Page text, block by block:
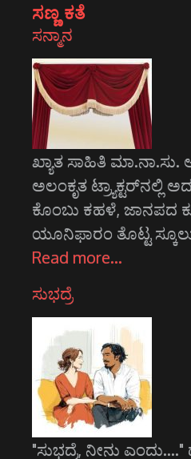
ಸಣ್ಣ ಕತೆ
ಸನ್ಮಾನ
ಖ್ಯಾತ ಸಾಹಿತಿ
ಅಲಂಕೃತ ಟ್ರ್ಯಾಕ್ಟರ್‌ನಲ್ಲಿ
ಕೊಂಬು ಕಹಳೆ, ಜಾನಪದ
ಯೂನಿಫಾರಂ ತೊಟ್ಟ
Read more…
ಸುಭದ್ರೆ
"ಸುಭದ್ರೆ, ನೀನು